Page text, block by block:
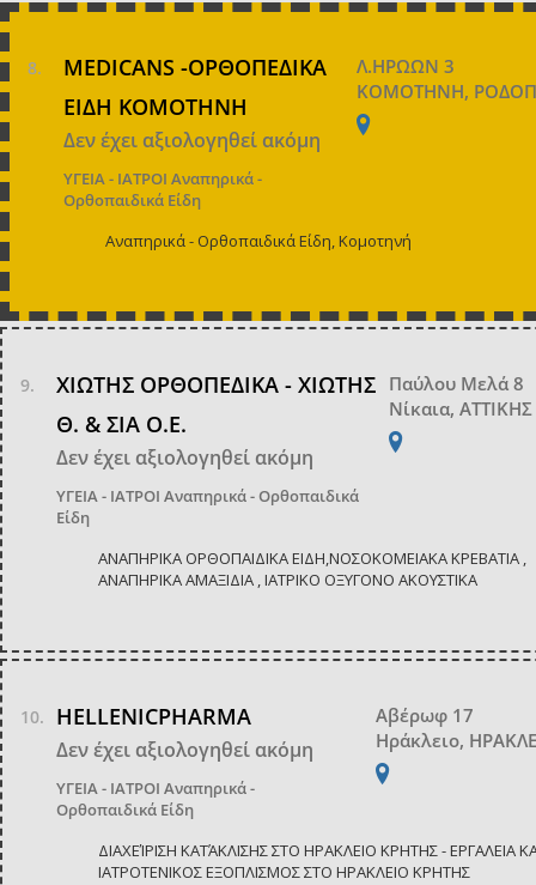
MEDICANS -ΟΡΘΟΠΕΔΙΚΑ
ΕΙΔΗ ΚΟΜΟΤΗΝΗ
Δεν έχει αξιολογηθεί ακόμη
ΥΓΕΙΑ - ΙΑΤΡΟΙ Αναπηρικά -
Ορθοπαιδικά Είδη
Λ.ΗΡΩΩΝ 3
ΚΟΜΟΤΗΝΗ,
Αναπηρικά - Ορθοπαιδικά Είδη, Κομοτηνή
ΧΙΩΤΗΣ ΟΡΘΟΠΕΔΙΚΑ - ΧΙΩΤΗΣ
Θ. & ΣΙΑ Ο.Ε.
Δεν έχει αξιολογηθεί ακόμη
ΥΓΕΙΑ - ΙΑΤΡΟΙ Αναπηρικά - Ορθοπαιδικά
Είδη
Παύλου Μελά 8
Νίκαια, ΑΤΤΙΚΗΣ
ΑΝΑΠΗΡΙΚΑ ΟΡΘΟΠΑΙΔΙΚΑ ΕΙΔΗ,ΝΟΣΟΚΟΜΕΙΑΚΑ ΚΡΕΒΑΤΙΑ ,
ΑΝΑΠΗΡΙΚΑ ΑΜΑΞΙΔΙΑ , ΙΑΤΡΙΚΟ ΟΞΥΓΟΝΟ ΑΚΟΥΣΤΙΚΑ
HELLENICPHARMA
Δεν έχει αξιολογηθεί ακόμη
ΥΓΕΙΑ - ΙΑΤΡΟΙ Αναπηρικά -
Ορθοπαιδικά Είδη
Αβέρωφ 17
Ηράκλειο,
ΔΙΑΧΕΊΡΙΣΗ ΚΑΤΆΚΛΙΣΗΣ ΣΤΟ ΗΡΑΚΛΕΙΟ ΚΡΗΤΗΣ - ΕΡΓΑΛΕΙΑ
ΙΑΤΡΟΤΕΝΙΚΟΣ ΕΞΟΠΛΙΣΜΟΣ ΣΤΟ ΗΡΑΚΛΕΙΟ ΚΡΗΤΗΣ